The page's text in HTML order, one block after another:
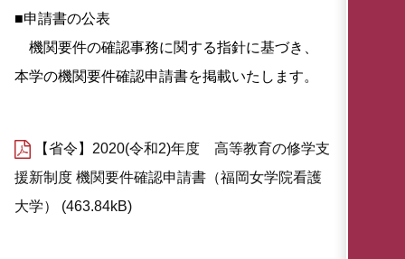
■申請書の公表
機関要件の確認事務に関する指針に基づき、
本学の機関要件確認申請書を掲載いたします。
【省令】2020(令和2)年度 高等教育の修学支
援新制度 機関要件確認申請書（福岡女学院看護
大学）
463.84kB